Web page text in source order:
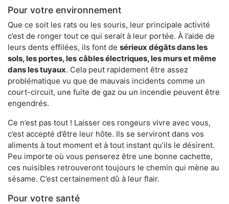
Pour votre environnement
Que ce soit les rats ou les souris, leur principale activité
c’est de ronger tout ce qui serait à leur portée. À l’aide de
leurs dents effilées, ils font de sérieux dégâts dans les
sols, les portes, les câbles électriques, les murs et même
dans les tuyaux. Cela peut rapidement être assez
problématique vu que de mauvais incidents comme un
court-circuit, une fuite de gaz ou un incendie peuvent être
engendrés.
Ce n’est pas tout ! Laisser ces rongeurs vivre avec vous,
c’est accepté d’être leur hôte. Ils se serviront dans vos
aliments à tout moment et à tout instant qu’ils le désirent.
Peu importe où vous penserez être une bonne cachette,
ces nuisibles retrouveront toujours le chemin qui mène au
sésame. C’est certainement dû à leur flair.
Pour votre santé